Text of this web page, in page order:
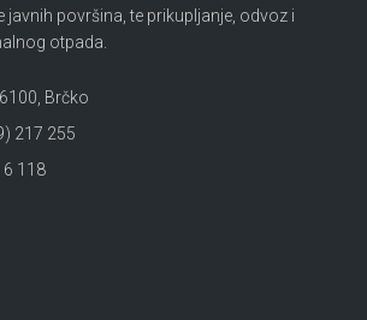
javnih površina, te prikupljanje, odvoz i
otpada.
Brčko
217 255
118